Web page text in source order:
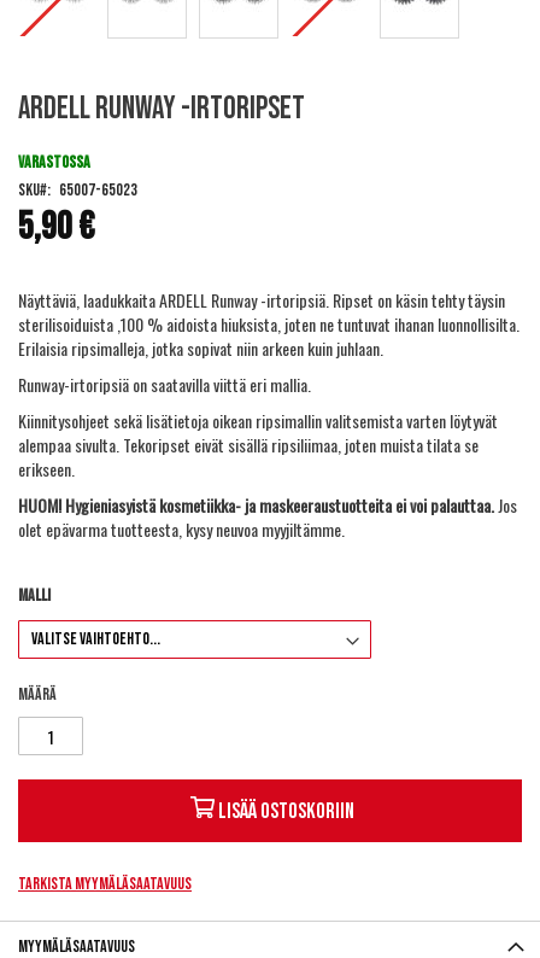
to
beginning
the
images
gallery
ARDELL Runway -irtoripset
5,90 €
VARASTOSSA
SKU
65007-65023
Näyttäviä, laadukkaita ARDELL Runway -irtoripsiä. Ripset on käsin tehty täysin
sterilisoiduista ,100 % aidoista hiuksista, joten ne tuntuvat ihanan luonnollisilta.
Erilaisia ripsimalleja, jotka sopivat niin arkeen kuin juhlaan.
Runway-irtoripsiä on saatavilla viittä eri mallia.
Kiinnitysohjeet sekä lisätietoja oikean ripsimallin valitsemista varten löytyvät
alempaa sivulta. Tekoripset eivät sisälläripsiliimaa , joten muista tilata se
erikseen.
HUOM! Hygieniasyistä kosmetiikka- ja maskeeraustuotteita ei voi palauttaa.Jos
olet epävarma tuotteesta, kysy neuvoa myyjiltämme.
Malli
Määrä
Lisää ostoskoriin
Tarkista myymäläsaatavuus
Myymäläsaatavuus